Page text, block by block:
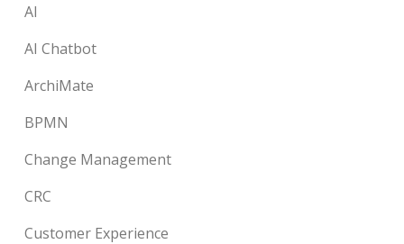
AI
AI Chatbot
ArchiMate
BPMN
Change Management
CRC
Customer Experience